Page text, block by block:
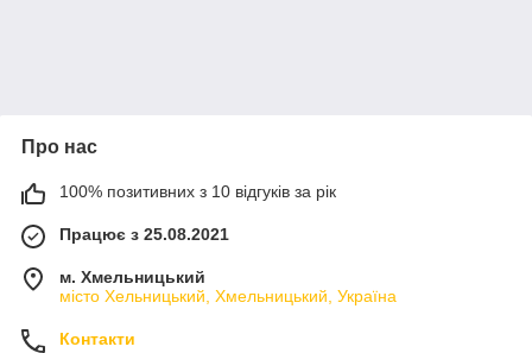
Про нас
100% позитивних з 10 відгуків за рік
Працює з 25.08.2021
м. Хмельницький
місто Хельницький, Хмельницький, Україна
Контакти